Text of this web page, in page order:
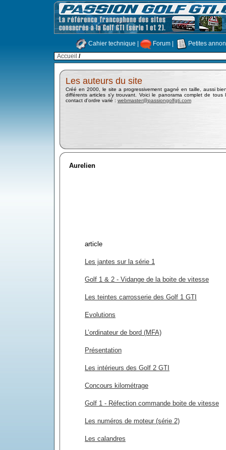
Cahier technique Forum
Petites
Accueil /
Les auteurs du site
Créé en 2000, le site a progressivement gagné en taille, aussi
différents articles s'y trouvant. Voici le panorama complet de
contact d'ordre varié : webmaster@passiongolfgti.com
Aurelien
article
Les jantes sur la série 1
Golf 1 & 2 - Vidange de la boite de vitesse
Les teintes carrosserie des Golf 1 GTI
Evolutions
L’ordinateur de bord (MFA)
Présentation
Les intérieurs des Golf 2 GTI
Concours kilométrage
Golf 1 - Réfection commande boite de vitesse
Les numéros de moteur (série 2)
Les calandres